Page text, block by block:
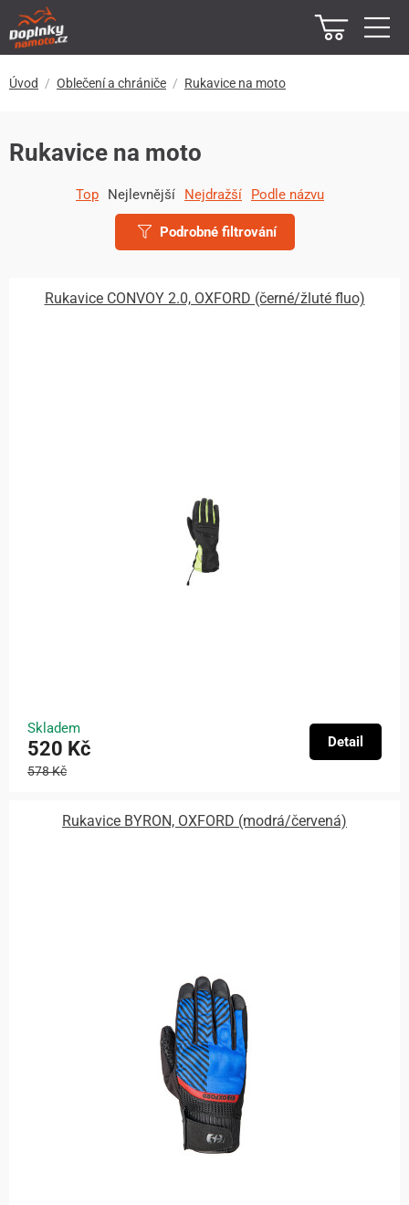
Úvod Oblečení a chrániče Rukavice na moto
Rukavice na moto
Top Nejlevnější Nejdražší Podle názvu
Podrobné filtrování
Rukavice CONVOY 2.0, OXFORD (černé/žluté fluo)
Skladem
520 Kč
578 Kč
Detail
Rukavice BYRON, OXFORD (modrá/červená)